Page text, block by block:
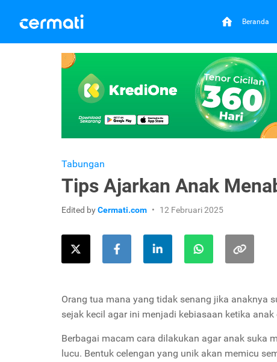
Beranda
Tabungan
Tips Ajarkan Anak
Edited byCermati.com 12 Februari 2025
Orang tua mana yang tidak senang jika anaknya
sejak kecil agar ini menjadi kebiasaan ketika anak
Berbagai macam cara dilakukan agar anak suka
lucu. Bentuk celengan yang unik akan memicu